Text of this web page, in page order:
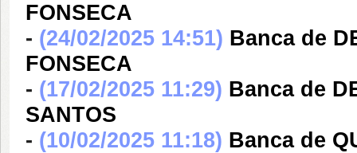
FONSECA
- (24/02/2025 14:51) Banca de
FONSECA
- (17/02/2025 11:29) Banca de
SANTOS
- (10/02/2025 11:18) Banca de